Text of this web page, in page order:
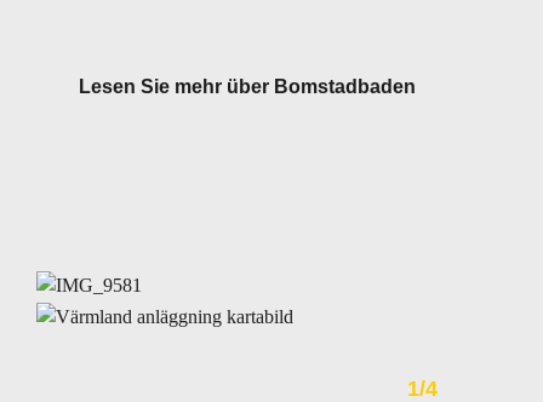
Lesen Sie mehr über Bomstadbaden
1/4